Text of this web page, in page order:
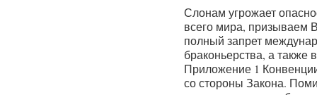
Слонам угрожает
всего мира, призываем
полный запрет
браконьерства, а также
Приложение 1
со стороны Закона.